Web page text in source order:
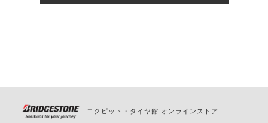
の日時変更につきましては、直接ご予約の店舗まで
コクピット・タイヤ館 オンラインストア